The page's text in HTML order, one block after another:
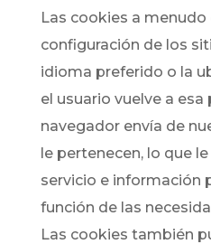
Las cookies a menudo
configuración de los
idioma preferido o la
el usuario vuelve a esa
navegador envía de
le pertenecen, lo que
servicio e información
función de las
Las cookies también